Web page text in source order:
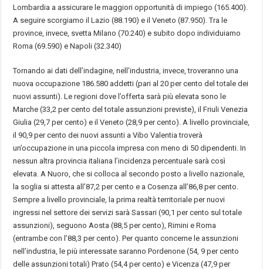
Lombardia a assicurare le maggiori opportunità di impiego (165.400).
A seguire scorgiamo il Lazio (88.190) e il Veneto (87.950). Tra le
province, invece, svetta Milano (70.240) e subito dopo individuiamo
Roma (69.590) e Napoli (32.340)
Tornando ai dati dell’indagine, nell’industria, invece, troveranno una
nuova occupazione 186.580 addetti (pari al 20 per cento del totale dei
nuovi assunti). Le regioni dove l’offerta sarà più elevata sono le
Marche (33,2 per cento del totale assunzioni previste), il Friuli Venezia
Giulia (29,7 per cento) e il Veneto (28,9 per cento). A livello provinciale,
il 90,9 per cento dei nuovi assunti a Vibo Valentia troverà
un’occupazione in una piccola impresa con meno di 50 dipendenti. In
nessun altra provincia italiana l’incidenza percentuale sarà così
elevata. A Nuoro, che si colloca al secondo posto a livello nazionale,
la soglia si attesta all’87,2 per cento e a Cosenza all’86,8 per cento.
Sempre a livello provinciale, la prima realtà territoriale per nuovi
ingressi nel settore dei servizi sarà Sassari (90,1 per cento sul totale
assunzioni), seguono Aosta (88,5 per cento), Rimini e Roma
(entrambe con l’88,3 per cento). Per quanto concerne le assunzioni
nell’industria, le più interessate saranno Pordenone (54, 9 per cento
delle assunzioni totali) Prato (54,4 per cento) e Vicenza (47,9 per